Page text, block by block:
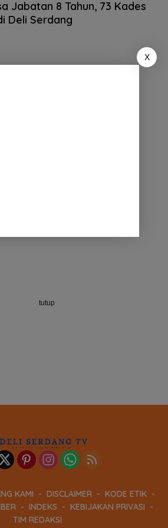
Jabatan 8 Tahun, 73 Kades
Deli Serdang
KAMI DISCLAIMER
KODE ETIK
INDEKS
KEBIJAKAN PRIVASI
TIM REDAKSI
tutup
X